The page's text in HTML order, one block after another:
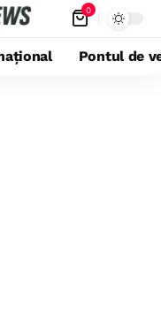
0
Pontul de